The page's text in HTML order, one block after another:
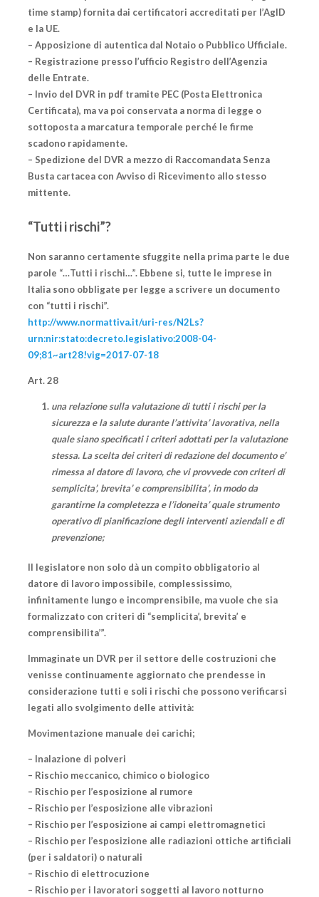
time stamp) fornita dai certificatori accreditati per l’AgID
e la UE.
– Apposizione di autentica dal Notaio o Pubblico Ufficiale.
– Registrazione presso l’ufficio Registro dell’Agenzia
delle Entrate.
– Invio del DVR in pdf tramite PEC (Posta Elettronica
Certificata), ma va poi conservata a norma di legge o
sottoposta a marcatura temporale perché le firme
scadono rapidamente.
– Spedizione del DVR a mezzo di Raccomandata Senza
Busta cartacea con Avviso di Ricevimento allo stesso
mittente.
“Tutti i rischi”?
Non saranno certamente sfuggite nella prima parte le due
parole “…Tutti i rischi…”. Ebbene si, tutte le imprese in
Italia sono obbligate per legge a scrivere un documento
con “tutti i rischi”.
http://www.normattiva.it/uri-res/N2Ls?
urn:nir:stato:decreto.legislativo:2008-04-
09;81~art28!vig=2017-07-18
Art. 28
una relazione sulla valutazione ditutti i rischiper la
sicurezza e la salute durante l’attivita’ lavorativa, nella
quale siano specificati i criteri adottati per la valutazione
stessa. La scelta dei criteri di redazione del documento e’
rimessa al datore di lavoro, che vi provvedecon criteri di
semplicita’, brevita’ e comprensibilita’, in modo da
garantirne la completezza e l’idoneita’ quale strumento
operativo di pianificazione degli interventi aziendali e di
prevenzione;
Il legislatore non solo dà un compito obbligatorio al
datore di lavoro impossibile, complessissimo,
infinitamente lungo e incomprensibile, ma vuole che sia
formalizzato con criteri di “semplicita’, brevita’ e
comprensibilita’”.
Immaginate un DVR per il settore delle costruzioni che
venisse continuamente aggiornato che prendesse in
considerazione tutti e soli i rischi che possono verificarsi
legati allo svolgimento delle attività:
Movimentazione manuale dei carichi;
– Inalazione di polveri
– Rischio meccanico, chimico o biologico
– Rischio per l’esposizione al rumore
– Rischio per l’esposizione alle vibrazioni
– Rischio per l’esposizione ai campi elettromagnetici
– Rischio per l’esposizione alle radiazioni ottiche artificiali
(per i saldatori) o naturali
– Rischio di elettrocuzione
– Rischio per i lavoratori soggetti al lavoro notturno